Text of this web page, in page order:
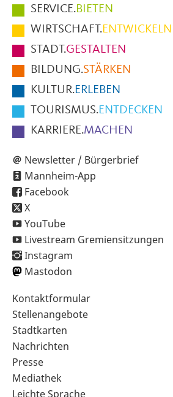
Hauptmenüpunkte
im
Fußbereich
der
Seite
SERVICE.BIETEN
WIRTSCHAFT.ENTWICKELN
STADT.GESTALTEN
BILDUNG.STÄRKEN
KULTUR.ERLEBEN
TOURISMUS.ENTDECKEN
KARRIERE.MACHEN
Newsletter / Bürgerbrief
Mannheim-App
Facebook
X
YouTube
Livestream Gremiensitzungen
Instagram
Mastodon
Sekundärnavigation
im
Fußbereich
Kontaktformular
Stellenangebote
Stadtkarten
Nachrichten
Presse
Mediathek
Leichte Sprache